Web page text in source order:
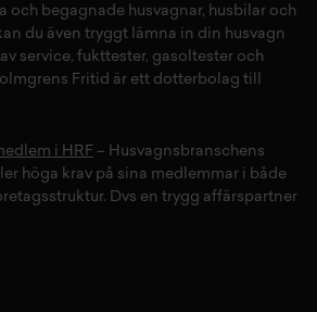
och begagnade husvagnar, husbilar och
du även tryggt lämna in din husvagn
service, fukttester, gasoltester och
Fritid är ett dotterbolag till
i HRF – Husvagnsbranschens
höga krav på sina medlemmar i både
Dvs en trygg affärspartner